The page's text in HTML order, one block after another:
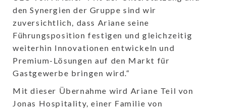
den Synergien der Gruppe sind wir
zuversichtlich, dass Ariane seine
Führungsposition festigen und gleichzeitig
weiterhin Innovationen entwickeln und
Premium-Lösungen auf den Markt für
Gastgewerbe bringen wird.“
Mit dieser Übernahme wird Ariane Teil von
Jonas Hospitality, einer Familie von